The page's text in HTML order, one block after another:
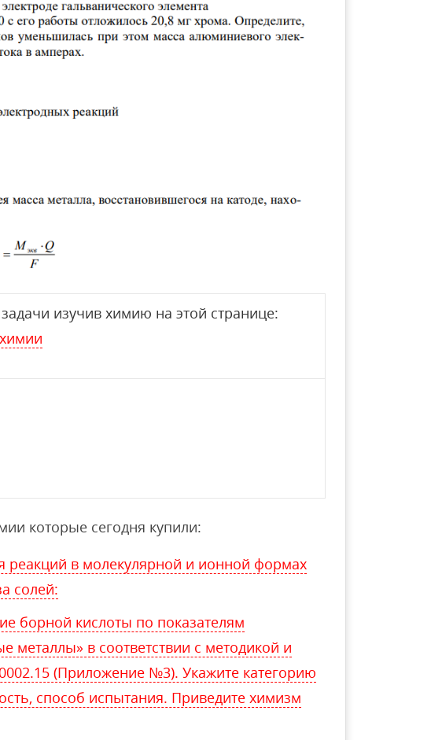
изучив химию на этой странице:
которые сегодня купили:
реакций в молекулярной и ионной формах
солей:
борной кислоты по показателям
металлы» в соответствии с методикой и
(Приложение №3). Укажите категорию
способ испытания. Приведите химизм